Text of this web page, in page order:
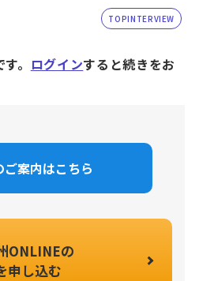
TOPINTERVIEW
。 ログインすると続きをお
ご案内はこちら
ONLINEの
申し込む